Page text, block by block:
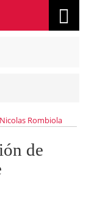
Nicolas Rombiola
de